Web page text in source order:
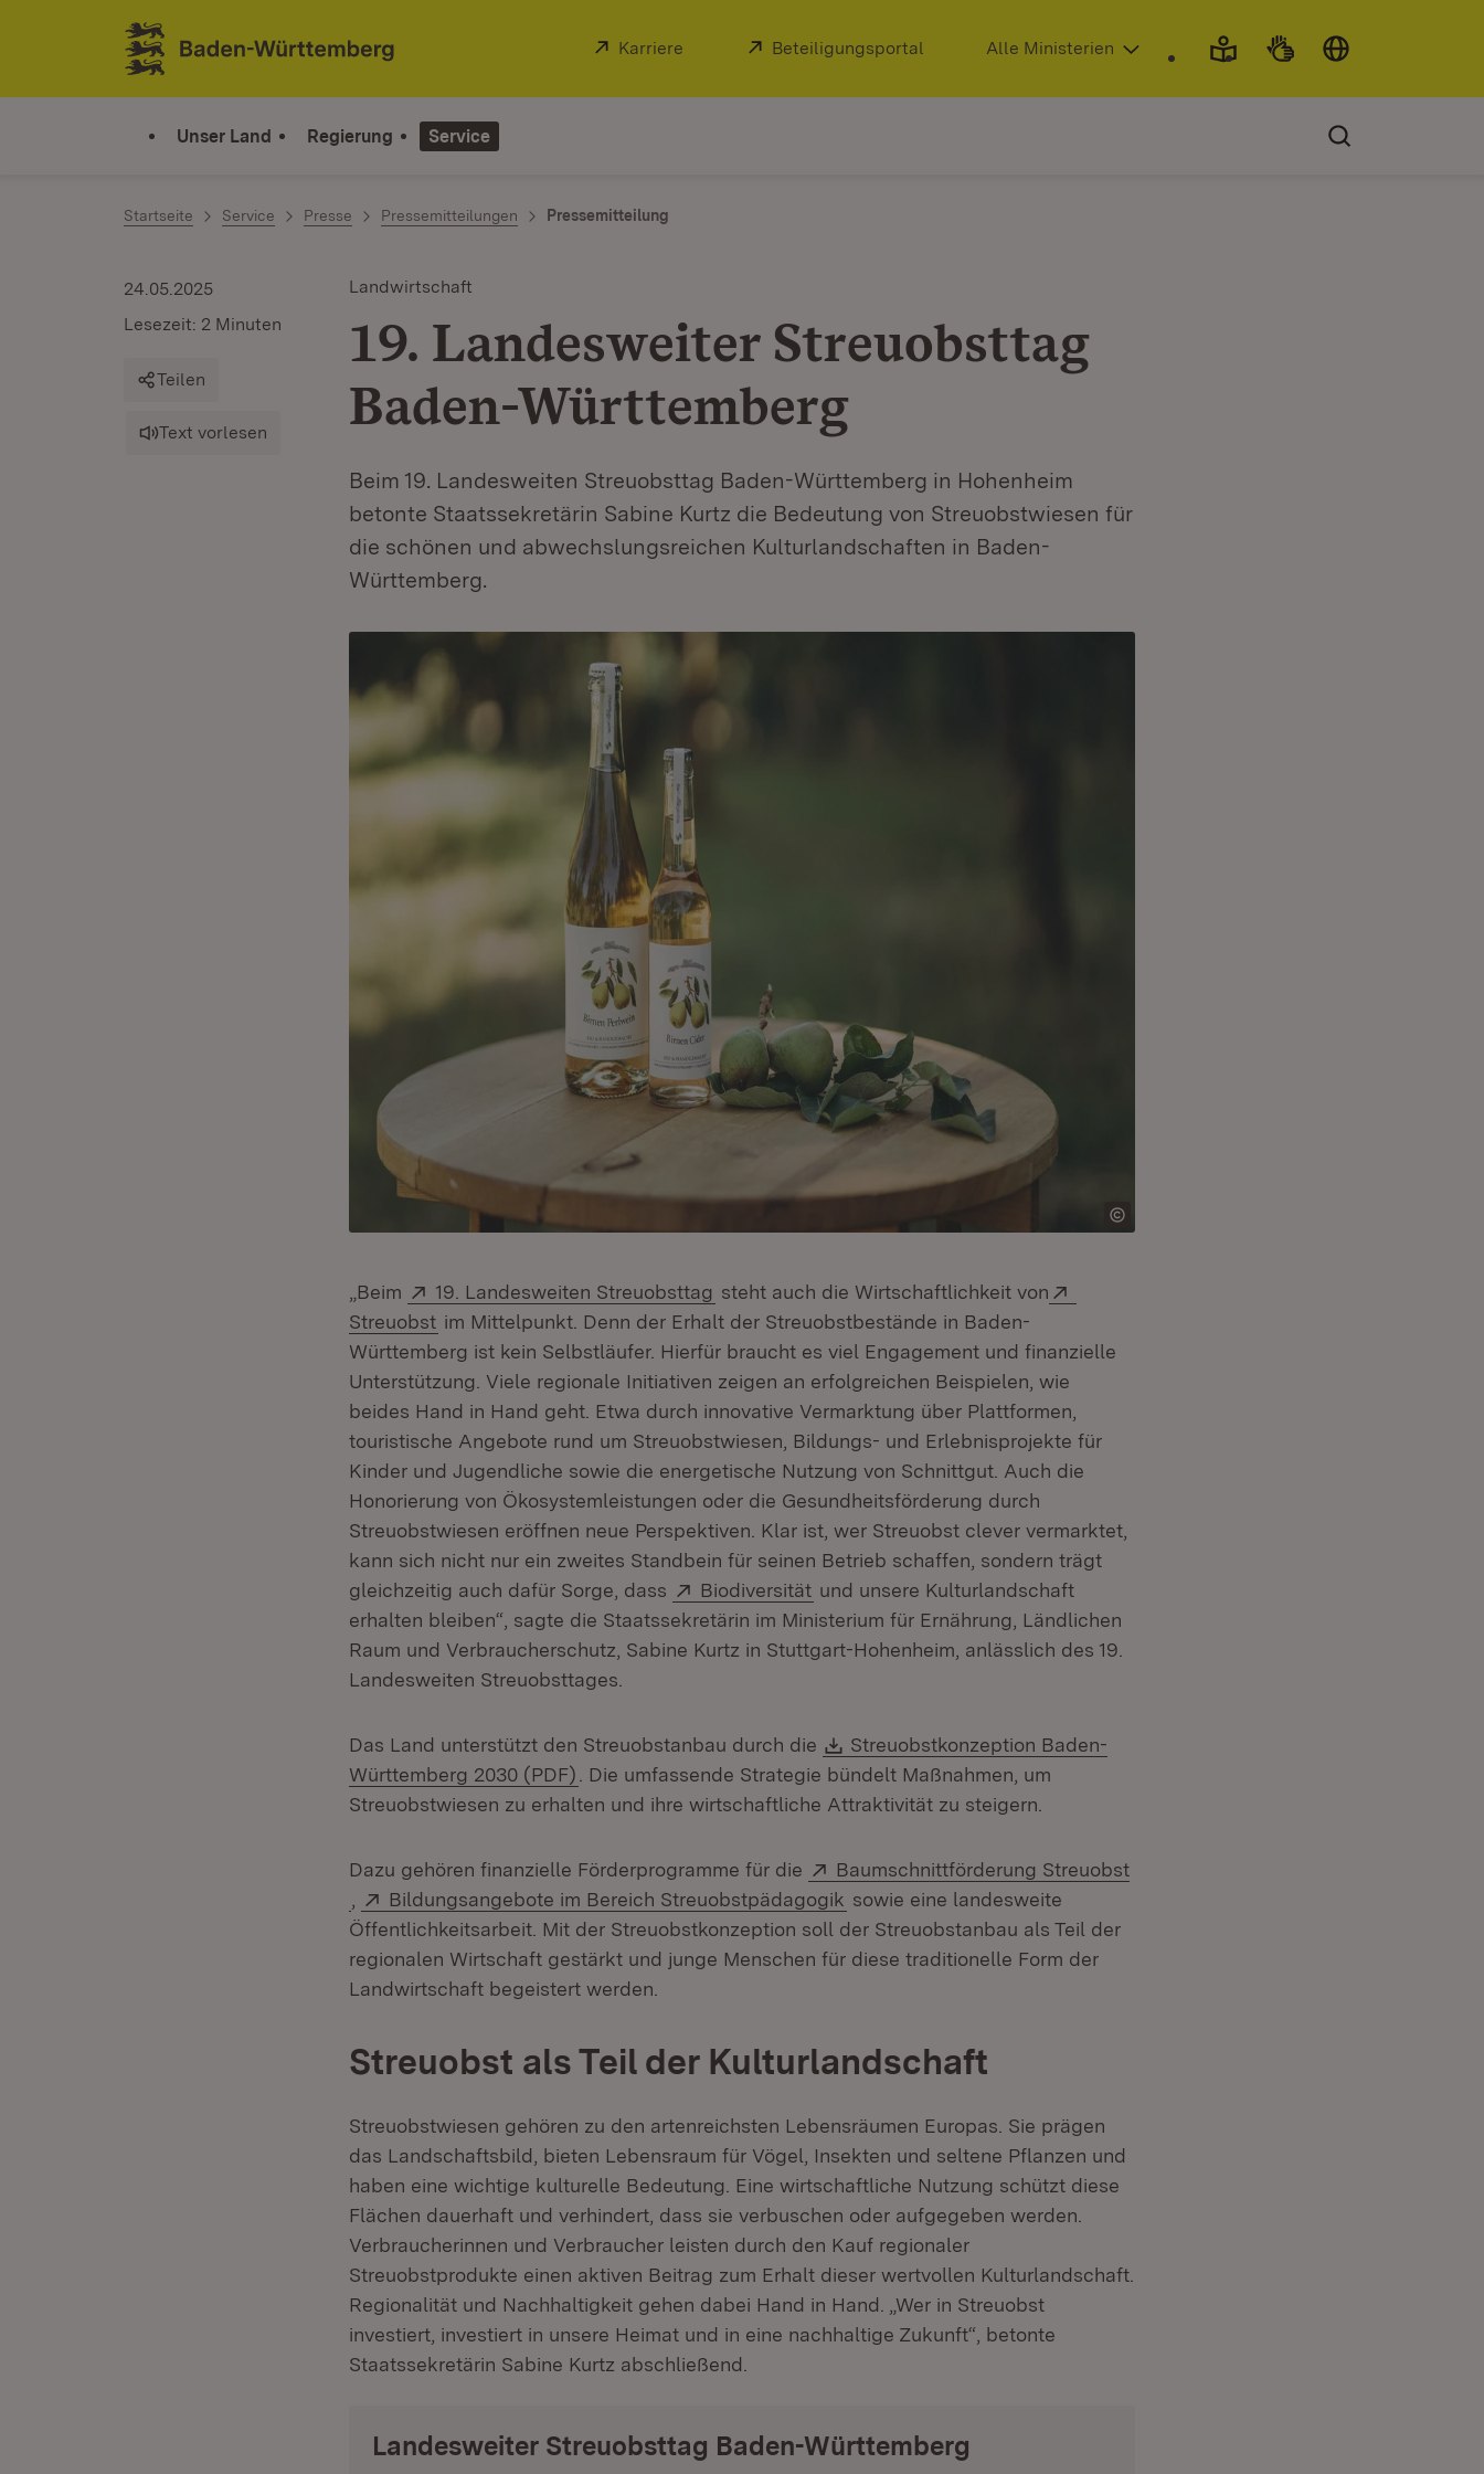
Zum Inhalt springen
Link zur Startseite
Extern:
Karriere (Öffnet in neuem Fenster)
Extern:
Beteiligungsportal (Öffnet in neuem Fenster)
Alle Ministerien
Unser Land Regierung Service
Startseite Service Presse Pressemitteilungen Pressemitteilung
Landwirtschaft
19. Landesweiter Streuobsttag
Baden-Württemberg
Beim 19. Landesweiten Streuobsttag Baden-Württemberg in Hohenheim
betonte Staatssekretärin Sabine Kurtz die Bedeutung von Streuobstwiesen für
die schönen und abwechslungsreichen Kulturlandschaften in Baden-
Württemberg.
24.05.2025
Lesezeit: 2 Minuten
Teilen
Text vorlesen
„Beim Extern:
19. Landesweiten Streuobsttag (Öffnet in neuem Fenster)
steht auch die Wirtschaftlichkeit von
Streuobst (Öffnet in neuem Fenster)
im Mittelpunkt. Denn der Erhalt der Streuobstbestände in Baden-
Württemberg ist kein Selbstläufer. Hierfür braucht es viel Engagement und finanzielle
Unterstützung. Viele regionale Initiativen zeigen an erfolgreichen Beispielen, wie
beides Hand in Hand geht. Etwa durch innovative Vermarktung über Plattformen,
touristische Angebote rund um Streuobstwiesen, Bildungs- und Erlebnisprojekte für
Kinder und Jugendliche sowie die energetische Nutzung von Schnittgut. Auch die
Honorierung von Ökosystemleistungen oder die Gesundheitsförderung durch
Streuobstwiesen eröffnen neue Perspektiven. Klar ist, wer Streuobst clever vermarktet,
kann sich nicht nur ein zweites Standbein für seinen Betrieb schaffen, sondern trägt
gleichzeitig auch dafür Sorge, dass
Extern:
Biodiversität (Öffnet in neuem Fenster)
und unsere Kulturlandschaft
erhalten bleiben“, sagte die Staatssekretärin im Ministerium für Ernährung, Ländlichen
Raum und Verbraucherschutz, Sabine Kurtz in Stuttgart-Hohenheim, anlässlich des 19.
Landesweiten Streuobsttages.
Das Land unterstützt den Streuobstanbau durch die Download:
Streuobstkonzeption Baden-
Württemberg 2030 (PDF) (Öffnet in neuem Fenster)
. Die umfassende Strategie bündelt Maßnahmen, um
Streuobstwiesen zu erhalten und ihre wirtschaftliche Attraktivität zu steigern.
Dazu gehören finanzielle Förderprogramme für die Extern:
Baumschnittförderung Streuobst
(Öffnet in neuem Fenster)
Extern:
Bildungsangebote im Bereich Streuobstpädagogik (Öffnet in neuem Fenster)
sowie eine landesweite
Öffentlichkeitsarbeit. Mit der Streuobstkonzeption soll der Streuobstanbau als Teil der
regionalen Wirtschaft gestärkt und junge Menschen für diese traditionelle Form der
Landwirtschaft begeistert werden.
Streuobst als Teil der Kulturlandschaft
Streuobstwiesen gehören zu den artenreichsten Lebensräumen Europas. Sie prägen
das Landschaftsbild, bieten Lebensraum für Vögel, Insekten und seltene Pflanzen und
haben eine wichtige kulturelle Bedeutung. Eine wirtschaftliche Nutzung schützt diese
Flächen dauerhaft und verhindert, dass sie verbuschen oder aufgegeben werden.
Verbraucherinnen und Verbraucher leisten durch den Kauf regionaler
Streuobstprodukte einen aktiven Beitrag zum Erhalt dieser wertvollen Kulturlandschaft.
Regionalität und Nachhaltigkeit gehen dabei Hand in Hand. „Wer in Streuobst
investiert, investiert in unsere Heimat und in eine nachhaltige Zukunft“, betonte
Staatssekretärin Sabine Kurtz abschließend.
Landesweiter Streuobsttag Baden-Württemberg